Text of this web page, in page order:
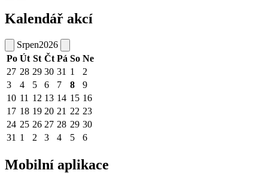
Kalendář akcí
Srpen2026
Po Út St Čt Pá So Ne
27 28 29 30 31 1
2
3
4 5 6 7 8
9
10 11 12 13 14 15 16
17 18 19 20 21 22 23
24 25 26 27 28 29 30
31 1 2 3 4 5 6
Mobilní aplikace